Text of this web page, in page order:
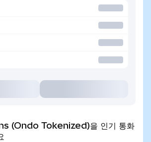
(Ondo Tokenized)을 인기 통화